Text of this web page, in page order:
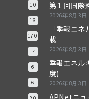
10
18
170
14
6
6
第１回国際
2026年8月3日
「季報エ
載
2026年8月3日
季報エネ
度)
2026年8月3日
APNetニュ